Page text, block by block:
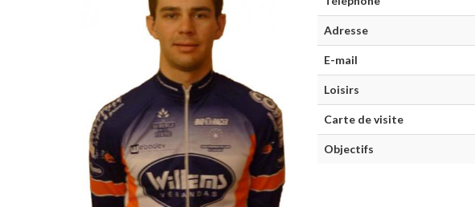
Adresse
E-mail
Loisirs
Carte de visite
Objectifs